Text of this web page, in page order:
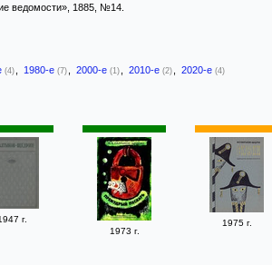
ведомости», 1885, №14.
(4) 1980-е (7) 2000-е (1) 2010-е (2) 2020-е (4)
г.
1973 г.
1975 г.